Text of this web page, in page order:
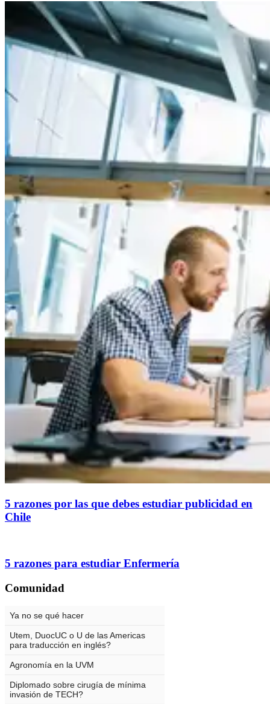
5 razones por las que debes estudiar publicidad en
Chile
5 razones para estudiar Enfermería
Comunidad